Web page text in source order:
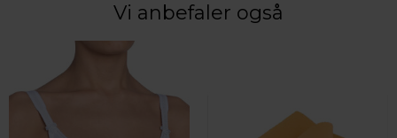
Vi anbefaler også